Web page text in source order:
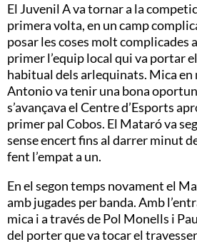
El Juvenil A va tornar a la
primera volta, en un camp
posar les coses molt
primer l’equip local qui va portar
habitual dels arlequinats. Mica en
Antonio va tenir una bona
s’avançava el Centre d’Esports
primer pal Cobos. El Mataró va
sense encert fins al darrer minut
fent l’empat a un.
En el segon temps novament el
amb jugades per banda. Amb
mica i a través de Pol Monells i
del porter que va tocar el